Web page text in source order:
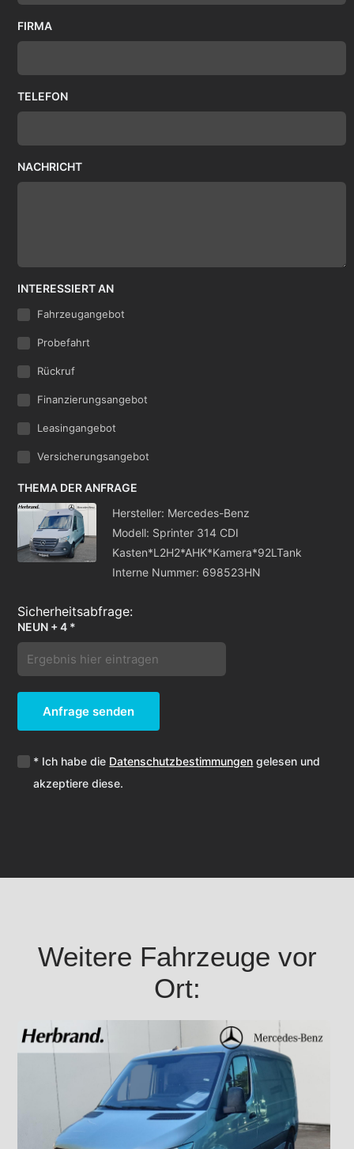
FIRMA
TELEFON
NACHRICHT
INTERESSIERT AN
Fahrzeugangebot
Probefahrt
Rückruf
Finanzierungsangebot
Leasingangebot
Versicherungsangebot
THEMA DER ANFRAGE
Hersteller: Mercedes-Benz
Modell: Sprinter 314 CDI
Kasten*L2H2*AHK*Kamera*92LTank
Interne Nummer: 698523HN
NEUN + 4 *
Anfrage senden
* Ich habe die Datenschutzbestimmungen gelesen und
akzeptiere diese.
Weitere Fahrzeuge vor
Ort: